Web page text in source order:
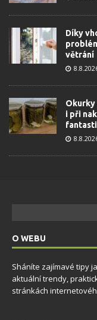
Díky
větrání
Okurky
i při
O WEBU
Sháníte zajímavé tipy
aktuální trendy,
stránkách